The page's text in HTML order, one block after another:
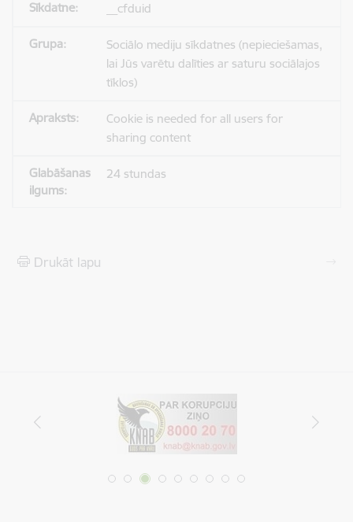
__cfduid
Sociālo mediju sīkdatnes (nepieciešamas,
lai Jūs varētu dalīties ar saturu sociālajos
tīklos)
Cookie is needed for all users for
sharing content
24 stundas
Drukāt lapu